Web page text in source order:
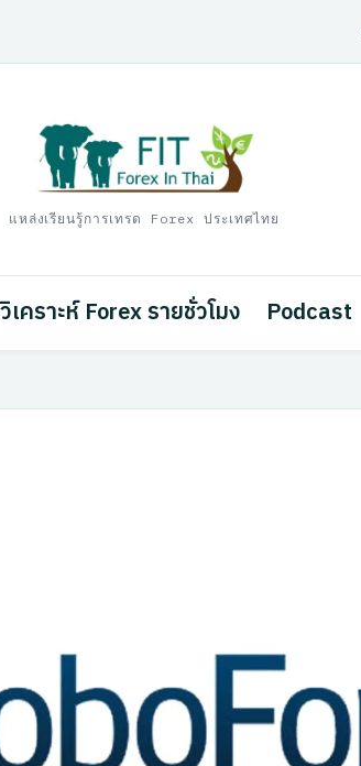
แหล่งเรียนรู้การเทรด Forex ประเทศไทย
วิเคราะห์ Forex รายชั่วโมง Podcast